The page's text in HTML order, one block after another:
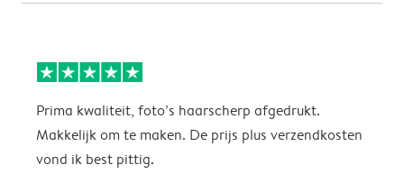
Prima kwaliteit, foto’s haarscherp afgedrukt.
Makkelijk om te maken. De prijs plus verzendkosten
vond ik best pittig.